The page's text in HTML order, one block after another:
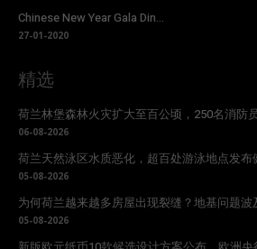
Chinese New Year Gala Din...
27-01-2020
精选
荷兰林堡森林火灾扩大至百公顷，250名消防
06-08-2026
荷兰天然泳区水质恶化，超百处游泳地点发布
05-08-2026
为何荷兰越来越多房屋出现裂缝？地基问题波
05-08-2026